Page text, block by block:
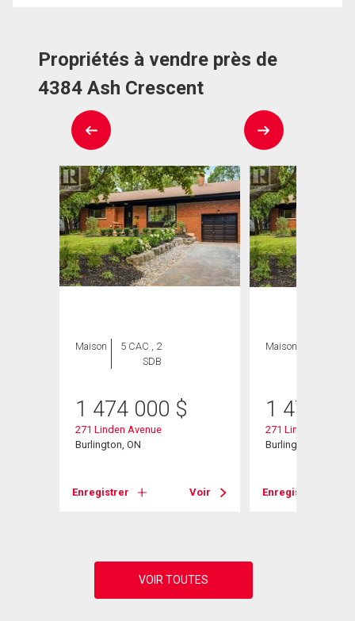
Propriétés à vendre près de
4384 Ash Crescent
Maison
5 CAC , 2
SDB
1 474 000 $
271 Linden Avenue
Burlington, ON
Enregistrer Voir
Maison
1 474
271 Linden Avenue
Burlington, ON
Enregistrer